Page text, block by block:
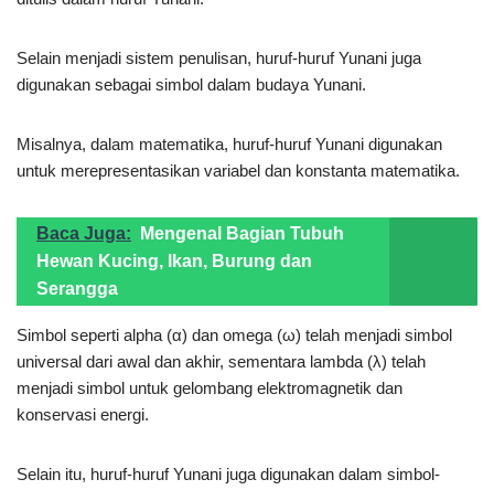
Selain menjadi sistem penulisan, huruf-huruf Yunani juga
digunakan sebagai simbol dalam budaya Yunani.
Misalnya, dalam matematika, huruf-huruf Yunani digunakan
untuk merepresentasikan variabel dan konstanta matematika.
Baca Juga:
Mengenal Bagian Tubuh
Hewan Kucing, Ikan, Burung dan
Serangga
Simbol seperti alpha (α) dan omega (ω) telah menjadi simbol
universal dari awal dan akhir, sementara lambda (λ) telah
menjadi simbol untuk gelombang elektromagnetik dan
konservasi energi.
Selain itu, huruf-huruf Yunani juga digunakan dalam simbol-